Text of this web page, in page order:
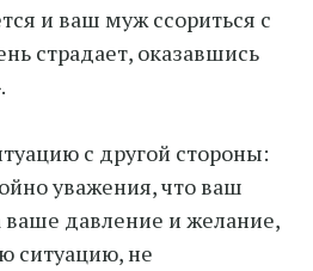
и ваш муж ссориться с
страдает, оказавшись
с другой стороны:
уважения, что ваш
давление и желание,
ситуацию, не